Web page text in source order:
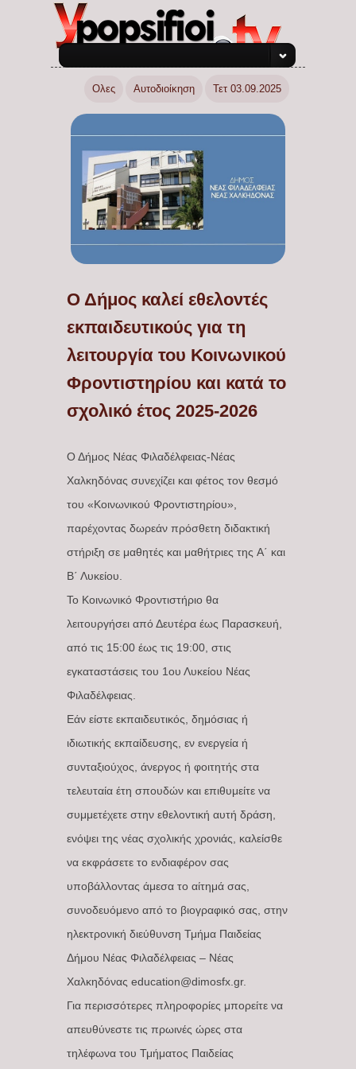
Ολες Αυτοδιοίκηση Τετ 03.09.2025
Ο Δήμος καλεί εθελοντές
εκπαιδευτικούς για τη
λειτουργία του Κοινωνικού
Φροντιστηρίου και κατά το
σχολικό έτος 2025-2026
Ο Δήμος Νέας Φιλαδέλφειας-Νέας
Χαλκηδόνας συνεχίζει και φέτος τον θεσμό
του «Κοινωνικού Φροντιστηρίου»,
παρέχοντας δωρεάν πρόσθετη διδακτική
στήριξη σε μαθητές και μαθήτριες της Α΄ και
Β΄ Λυκείου.
Το Κοινωνικό Φροντιστήριο θα
λειτουργήσει από Δευτέρα έως Παρασκευή,
από τις 15:00 έως τις 19:00, στις
εγκαταστάσεις του 1ου Λυκείου Νέας
Φιλαδέλφειας.
Εάν είστε εκπαιδευτικός, δημόσιας ή
ιδιωτικής εκπαίδευσης, εν ενεργεία ή
συνταξιούχος, άνεργος ή φοιτητής στα
τελευταία έτη σπουδών και επιθυμείτε να
συμμετέχετε στην εθελοντική αυτή δράση,
ενόψει της νέας σχολικής χρονιάς, καλείσθε
να εκφράσετε το ενδιαφέρον σας
υποβάλλοντας άμεσα το αίτημά σας,
συνοδευόμενο από το βιογραφικό σας, στην
ηλεκτρονική διεύθυνση Τμήμα Παιδείας
Δήμου Νέας Φιλαδέλφειας – Νέας
Χαλκηδόνας education@dimosfx.gr.
Για περισσότερες πληροφορίες μπορείτε να
απευθύνεστε τις πρωινές ώρες στα
τηλέφωνα του Τμήματος Παιδείας